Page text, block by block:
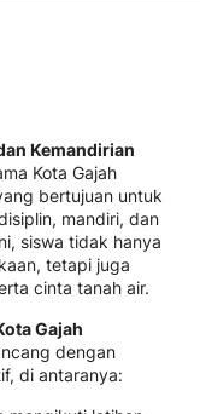
Kemandirian
Kota Gajah
bertujuan untuk
mandiri, dan
siswa tidak hanya
tetapi juga
cinta tanah air.
Gajah
dengan
di antaranya: